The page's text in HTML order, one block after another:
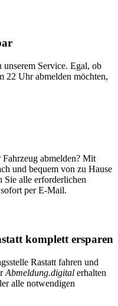
Service. Egal, ob
22 Uhr abmelden möchten,
abmelden? Mit
und bequem von zu Hause
Sie alle erforderlichen
per E-Mail.
komplett ersparen
Rastatt fahren und
Abmeldung.digital erhalten
alle notwendigen